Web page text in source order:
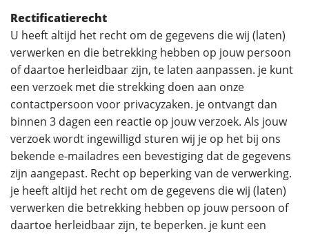
Rectificatierecht
U heeft altijd het recht om de gegevens die wij (laten)
verwerken en die betrekking hebben op jouw persoon
of daartoe herleidbaar zijn, te laten aanpassen. je kunt
een verzoek met die strekking doen aan onze
contactpersoon voor privacyzaken. je ontvangt dan
binnen 3 dagen een reactie op jouw verzoek. Als jouw
verzoek wordt ingewilligd sturen wij je op het bij ons
bekende e-mailadres een bevestiging dat de gegevens
zijn aangepast. Recht op beperking van de verwerking.
je heeft altijd het recht om de gegevens die wij (laten)
verwerken die betrekking hebben op jouw persoon of
daartoe herleidbaar zijn, te beperken. je kunt een